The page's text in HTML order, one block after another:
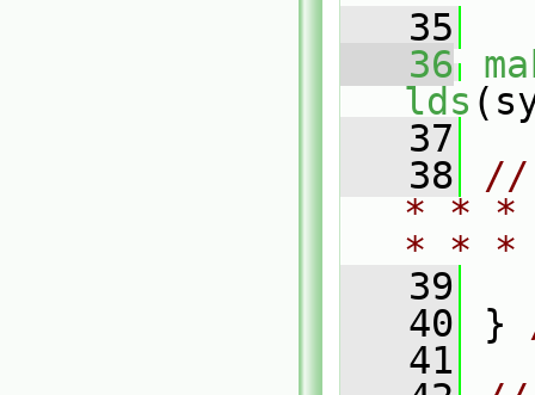
   35
   36
lds
   37
   38
//
* * *
* *
   39
   40
}
   41